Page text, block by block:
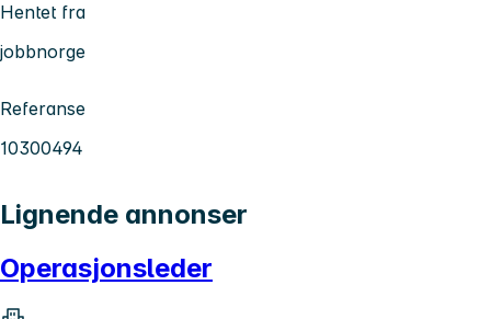
Hentet fra
jobbnorge
Referanse
10300494
Lignende annonser
Operasjonsleder